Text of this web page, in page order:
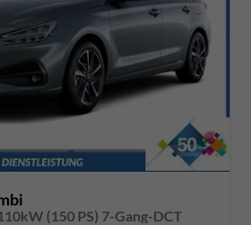
(150 PS) 7-Gang-DCT